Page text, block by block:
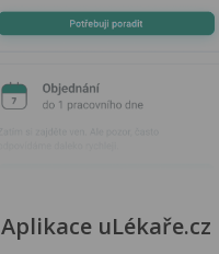
Aplikace uLékaře.cz